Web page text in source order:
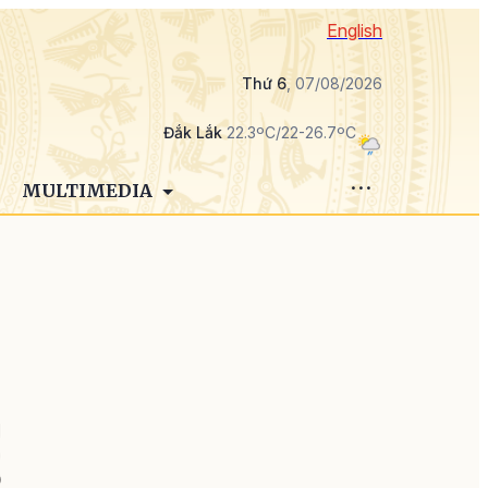
English
Thứ 6, 07/08/2026
Đắk Lắk22.3ºC/22-26.7ºC
MULTIMEDIA